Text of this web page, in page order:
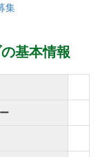
集
基本情報